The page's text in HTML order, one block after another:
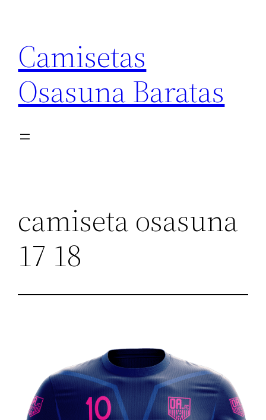
contenido
Camisetas
Osasuna Baratas
camiseta osasuna
17 18